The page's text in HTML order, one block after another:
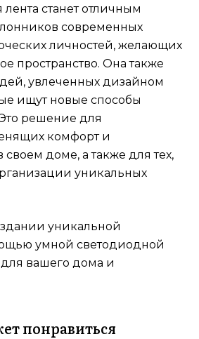
станет отличным
современных
личностей, желающих
пространство. Она также
увлеченных дизайном
ищут новые способы
решение для
комфорт и
своем доме, а также для тех,
уникальных
уникальной
умной светодиодной
вашего дома и
понравиться